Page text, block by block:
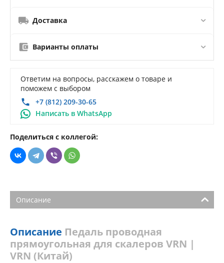
Доставка
Варианты оплаты
Ответим на вопросы, расскажем о товаре и
поможем с выбором
+7 (812) 209-30-65
Написать в WhatsApp
Поделиться с коллегой:
Описание
Описание Педаль проводная
прямоугольная для скалеров VRN |
VRN (Китай)